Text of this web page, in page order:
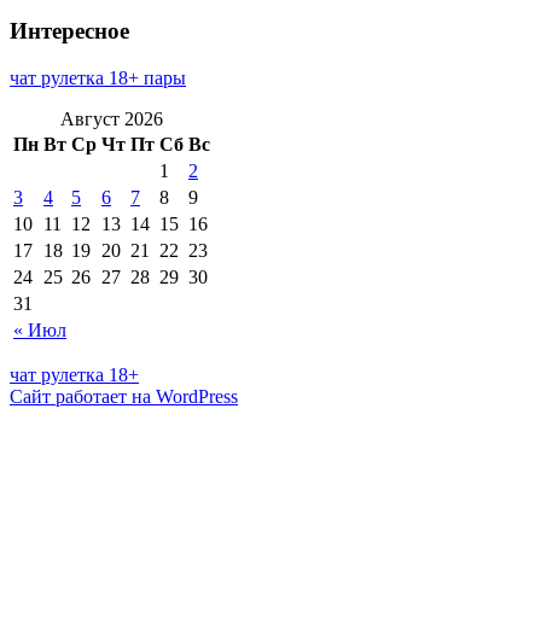
Интересное
чат рулетка 18+ пары
Август 2026
Пн Вт Ср Чт Пт Сб Вс
« Июл
1
2
3
4 5 6 7 8
9
10 11 12 13 14 15 16
17 18 19 20 21 22 23
24 25 26 27 28 29 30
31
чат рулетка 18+
Сайт работает на WordPress